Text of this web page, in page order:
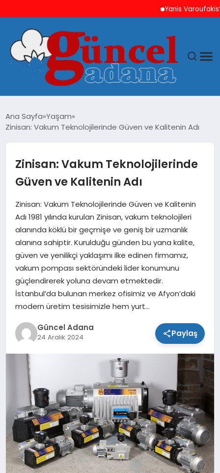
Yanis Varoufakis’ten
YAŞAM
MAGAZIN
TEKNOLOJI
Ana Sayfa Yaşam
Zinisan: Vakum Teknolojilerinde Güven ve Kalitenin Adı
Zinisan: Vakum Teknolojilerinde
Güven ve Kalitenin Adı
Zinisan: Vakum Teknolojilerinde Güven ve Kalitenin
Adı 1981 yılında kurulan Zinisan, vakum teknolojileri
alanında köklü bir geçmişe ve geniş bir uzmanlık
alanına sahiptir. Kurulduğu günden bu yana kalite,
güven ve yenilikçi yaklaşımı ilke edinen firmamız,
vakum pompası sektöründeki lider konumunu
güçlendirerek yoluna devam etmektedir.
İstanbul’da bulunan merkez ofisimiz ve Afyon’daki
modern üretim tesisimizle hem yurt…
Güncel Adana
24 Aralık 2024 Paylaş